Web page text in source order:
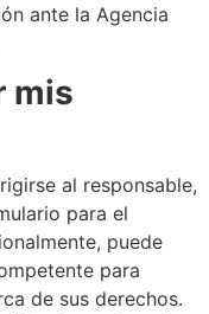
ante la Agencia
mis
al responsable,
para el
puede
para
de sus derechos.